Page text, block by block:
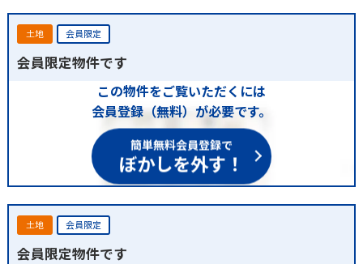
土地 会員限定
会員限定物件です
この物件をご覧いただくには
会員登録（無料）が必要です。
簡単無料会員登録で
ぼかしを外す！
土地 会員限定
会員限定物件です